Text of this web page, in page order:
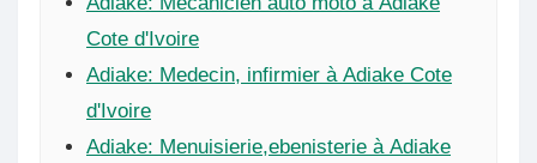
Cote d'Ivoire
Adiake: Medecin, infirmier à Adiake Cote
d'Ivoire
Adiake: Menuisierie,ebenisterie à Adiake